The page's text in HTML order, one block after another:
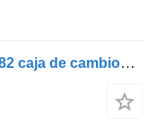
Volvo ATO2612F 21911579 21911582 caja de cambios para Volvo camión